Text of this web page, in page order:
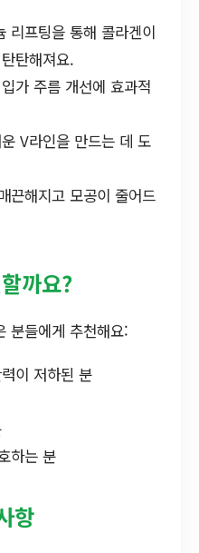
리프팅을 통해 콜라겐이
탄해져요.
가 주름 개선에 효과적
V라인을 만드는 데 도
끈해지고 모공이 줄어드
까요?
분들에게 추천해요:
이 저하된 분
하는 분
항